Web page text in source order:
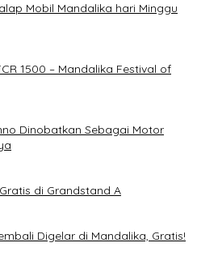
Mobil Mandalika hari Minggu
1500 – Mandalika Festival of
Dinobatkan Sebagai Motor
di Grandstand A
Digelar di Mandalika, Gratis!